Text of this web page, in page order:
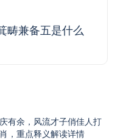
畴兼备五是什么
有余，风流才子俏佳人打
，重点释义解读详情